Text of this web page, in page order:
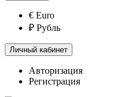
€ Euro
₽ Рубль
Личный кабинет
Авторизация
Регистрация